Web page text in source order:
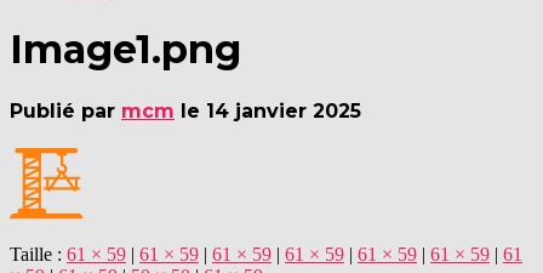
Image1.png
Publié par mcm le 14 janvier 2025
Taille : 61 × 59 | 61 × 59 | 61 × 59 | 61 × 59 | 61 × 59 | 61 × 59 | 61